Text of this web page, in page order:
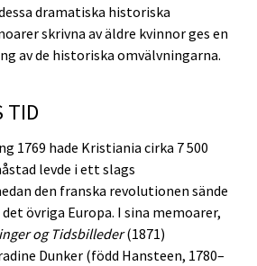
dramatiska historiska
skrivna av äldre kvinnor ges en
av de historiska omvälvningarna.
TID
1769 hade Kristiania cirka 7 500
levde i ett slags
den franska revolutionen sände
övriga Europa. I sina memoarer,
og Tidsbilleder(1871)
Dunker (född Hansteen, 1780–